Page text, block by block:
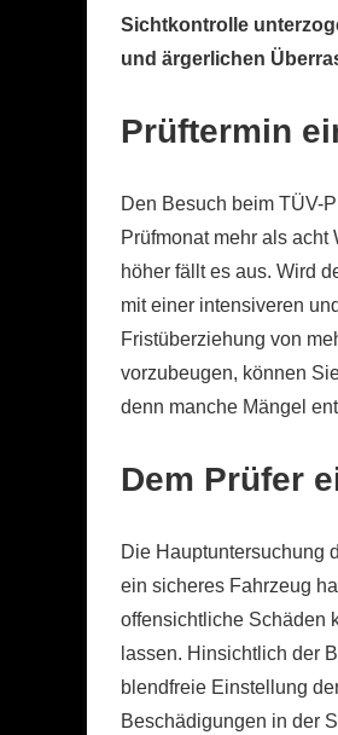
Sichtkontrolle
und ärgerlichen
Prüftermin
Den Besuch beim TÜV-
Prüfmonat mehr als
höher fällt es aus. Wird
mit einer intensiveren
Fristüberziehung von
vorzubeugen, können
denn manche Mängel
Dem Prüfer
Die Hauptuntersuchung
ein sicheres Fahrzeug
offensichtliche Schäden
lassen. Hinsichtlich der
blendfreie Einstellung
Beschädigungen in der